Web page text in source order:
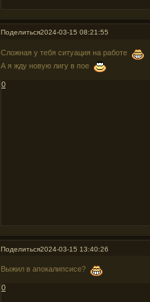
Поделиться2024-03-15 08:21:55
Сложная у тебя ситуация на работе
А я жду новую лигу в пое
0
Поделиться2024-03-15 13:40:26
Выжил в апокалипсисе?
0